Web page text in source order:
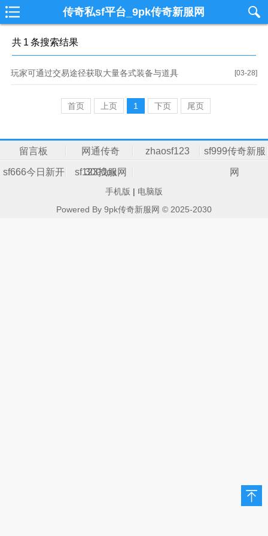
传奇私sf平台_9pk传奇新服网
共 1 条搜索结果
[03-28]
玩家可通过交易途径获取大量各式装备与道具
首页 上页 1 下页 尾页
留言板 网通传奇
3000ok
zhaosf123 sf999传奇新服
网
sf666今日新开 sf123找服网
手机版 | 电脑版
Powered By 9pk传奇新服网 © 2025-2030